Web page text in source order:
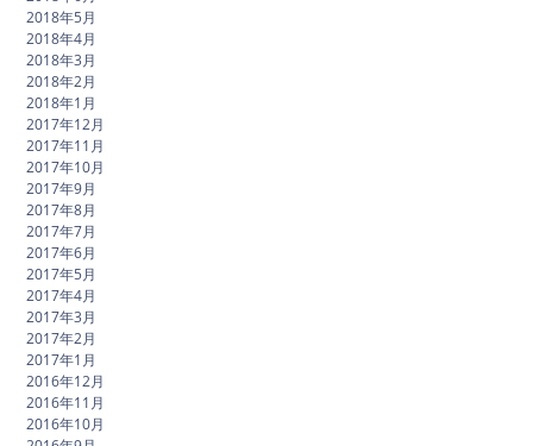
2018年5月
2018年4月
2018年3月
2018年2月
2018年1月
2017年12月
2017年11月
2017年10月
2017年9月
2017年8月
2017年7月
2017年6月
2017年5月
2017年4月
2017年3月
2017年2月
2017年1月
2016年12月
2016年11月
2016年10月